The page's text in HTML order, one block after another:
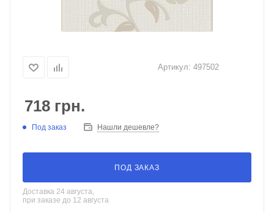
Артикул: 497502
718 грн.
Под заказ Нашли дешевле?
ПОД ЗАКАЗ
Доставка 24 августа,
при заказе до 12 августа